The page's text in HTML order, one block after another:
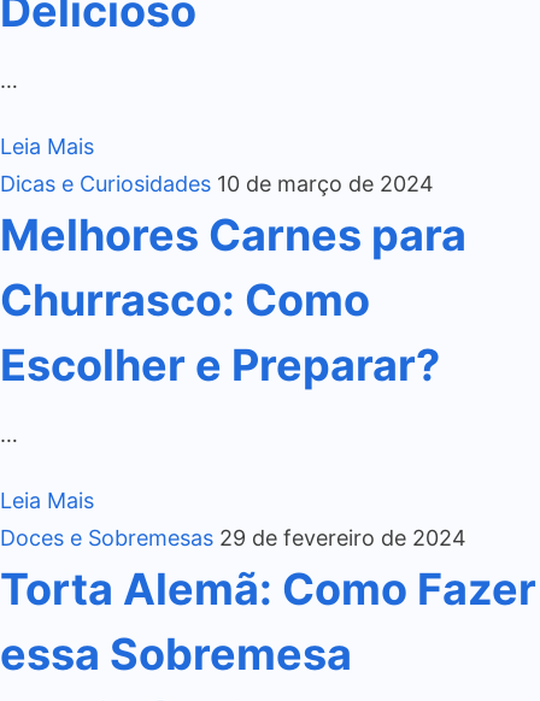
Delicioso
…
Leia Mais
Dicas e Curiosidades 10 de março de 2024
Melhores Carnes para
Churrasco: Como
Escolher e Preparar?
…
Leia Mais
Doces e Sobremesas 29 de fevereiro de 2024
Torta Alemã: Como Fazer
essa Sobremesa